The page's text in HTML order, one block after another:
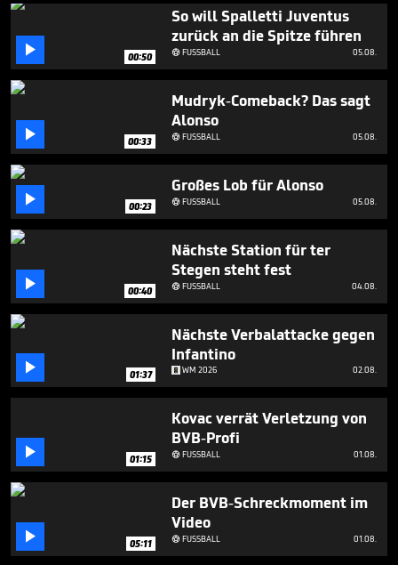
0
of
minute,
50
seconds
 00:50
So will Spalletti Juventus
zurück an die Spitze führen
FUSSBALL 05.08.
 00:33
Mudryk-Comeback? Das sagt
Alonso
FUSSBALL 05.08.
 00:23
Großes Lob für Alonso
FUSSBALL 05.08.
 00:40
Nächste Station für ter
Stegen steht fest
FUSSBALL 04.08.
 01:37
Nächste Verbalattacke gegen
Infantino
WM 2026 02.08.
 01:15
Kovac verrät Verletzung von
BVB-Profi
FUSSBALL 01.08.
 05:11
Der BVB-Schreckmoment im
Video
FUSSBALL 01.08.